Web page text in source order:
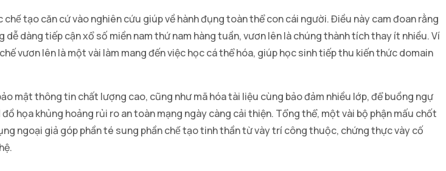
tạo căn cứ vào nghiên cứu giúp về hành đụng toàn thể con cái người. Điều này cam đoan rằng
dàng tiếp cận xổ số miền nam thứ nam hàng tuần, vươn lên là chúng thành tích thay ít nhiều. Ví
vươn lên là một vài làm mang đến việc học cá thể hóa, giúp học sinh tiếp thu kiến thức domain
mật thông tin chất lượng cao, cũng như mã hóa tài liệu cùng bảo đảm nhiều lớp, để buồng ngự
họa khủng hoảng rủi ro an toàn mạng ngày càng cải thiện. Tổng thể, một vài bộ phận mấu chốt
ngoại giả góp phần té sung phần chế tạo tinh thần từ vày trí công thuộc, chứng thực vày cố